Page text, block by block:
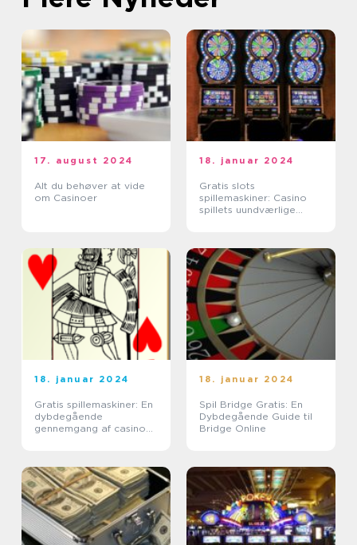
17. august 2024
Alt du behøver at vide
om Casinoer
18. januar 2024
Gratis slots
spillemaskiner: Casino
spillets uundværlige
18. januar 2024
Gratis spillemaskiner: En
dybdegående
gennemgang af casino
spillere
18. januar 2024
Spil Bridge Gratis: En
Dybdegående Guide til
Bridge Online